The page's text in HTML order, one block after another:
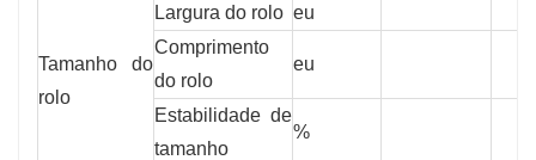
Tamanho do
rolo
Largura do rolo eu
Comprimento
do rolo
eu
Estabilidade de
tamanho
%